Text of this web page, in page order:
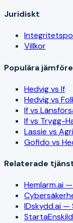
Juridiskt
Villkor
Populära
Hedvig vs If
Hedvig vs
If vs
If vs Trygg-
Lassie vs
Gofido vs
Relaterade
Hemlarm.ai
IDskydd.ai